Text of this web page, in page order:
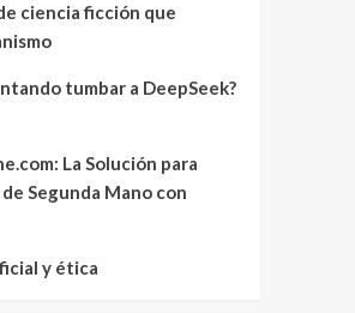
ciencia ficción que
tumbar a DeepSeek?
La Solución para
Segunda Mano con
y ética